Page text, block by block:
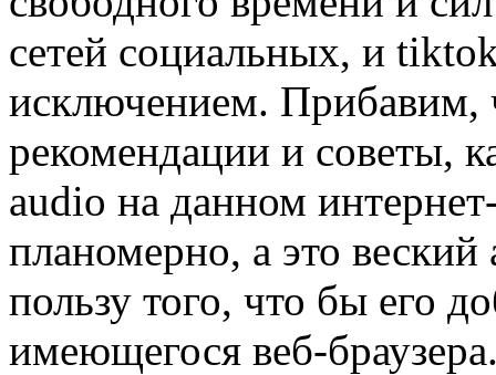
сетей социальных, и tiktok
исключением. Прибавим,
рекомендации и советы,
audio на данном
планомерно, а это
пользу того, что бы его
имеющегося веб-